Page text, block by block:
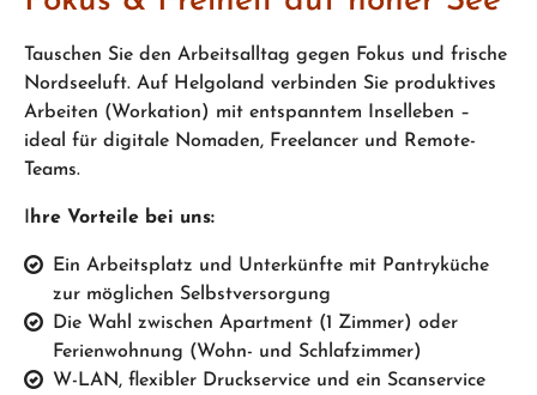
Tauschen Sie den Arbeitsalltag gegen Fokus und frische
Nordseeluft. Auf Helgoland verbinden Sie produktives
Arbeiten (Workation) mit entspanntem Inselleben –
ideal für digitale Nomaden, Freelancer und Remote-
Teams.
hre Vorteile bei uns:
Ein Arbeitsplatz und Unterkünfte mit Pantryküche
zur möglichen Selbstversorgung
Die Wahl zwischen Apartment (1 Zimmer) oder
Ferienwohnung (Wohn- und Schlafzimmer)
W-LAN, flexibler Druckservice und ein Scanservice